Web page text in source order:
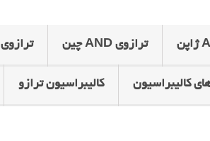
ترازوی AND چین ترازوی AND مدل MEDI SCALE
کالیبراسیون کالیبراسیون ترازو